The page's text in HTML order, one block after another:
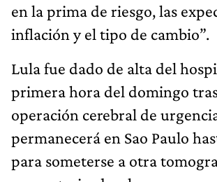
en la prima de riesgo, las
inflación y el tipo de cambio”.
Lula fue dado de alta del
primera hora del domingo
operación cerebral de
permanecerá en Sao Paulo
para someterse a otra